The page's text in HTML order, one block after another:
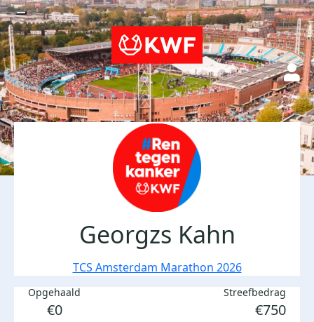
Georgzs Kahn
TCS Amsterdam Marathon 2026
Opgehaald
€0
Streefbedrag
€750